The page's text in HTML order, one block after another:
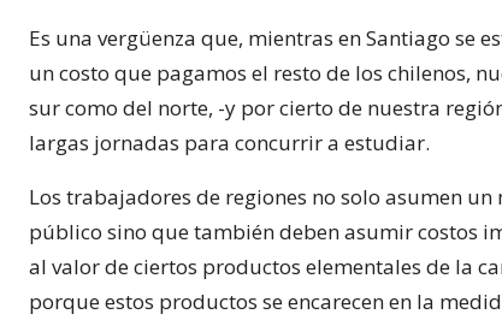
Es una vergüenza que, mientras en Santiago se
un costo que pagamos el resto de los chilenos,
sur como del norte, -y por cierto de nuestra
largas jornadas para concurrir a estudiar.
Los trabajadores de regiones no solo asumen
público sino que también deben asumir costos
al valor de ciertos productos elementales de la
porque estos productos se encarecen en la